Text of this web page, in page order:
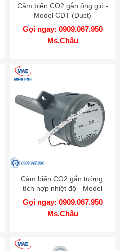
Cảm biến CO2 gắn ống gió -
Model CDT (Duct)
Gọi ngay: 0909.067.950
Ms.Châu
Cảm biến CO2 gắn tường,
tích hợp nhiệt độ - Model
CDT (wall)
Gọi ngay: 0909.067.950
Ms.Châu